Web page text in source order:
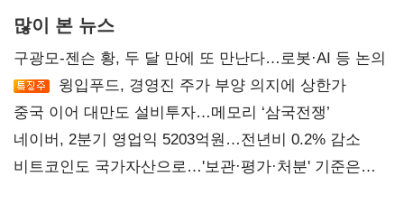
많이 본 뉴스
구광모-젠슨 황, 두 달 만에 또 만난다…로봇·AI 등 논의
윙입푸드, 경영진 주가 부양 의지에 상한가
중국 이어 대만도 설비투자…메모리 ‘삼국전쟁’
네이버, 2분기 영업익 5203억원…전년비 0.2% 감소
비트코인도 국가자산으로…'보관·평가·처분' 기준은